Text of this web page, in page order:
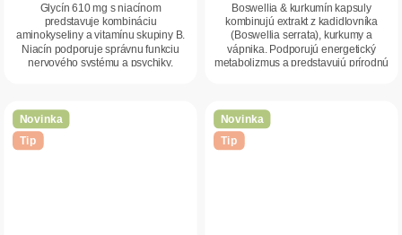
Glycín 610 mg s niacínom
predstavuje kombináciu
aminokyseliny a vitamínu skupiny B.
Niacín podporuje správnu funkciu
nervového systému a psychiky.
Boswellia & kurkumín kapsuly
kombinujú extrakt z kadidlovníka
(Boswellia serrata), kurkumy a
vápnika. Podporujú energetický
metabolizmus a predstavujú prírodnú
Novinka
Tip
Novinka
Tip